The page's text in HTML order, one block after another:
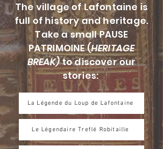
The village of Lafontaine is
full of history and heritage.
Take a small PAUSE
PATRIMOINE (HERITAGE
BREAK)to discover our
stories:
La Légende du Loup de Lafontaine
Le Légendaire Treflé Robitaille